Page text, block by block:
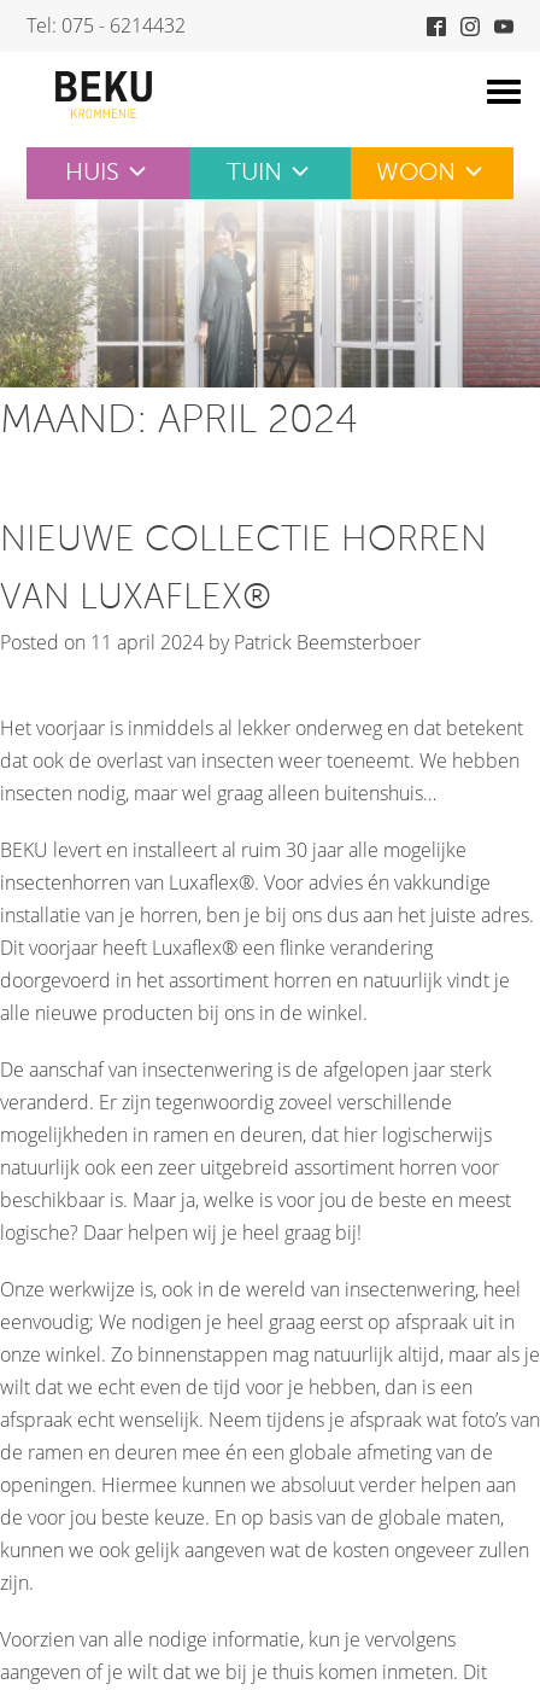
Skip
content
Tel: 075 - 6214432
HUIS TUIN WOON
MAAND: APRIL 2024
NIEUWE COLLECTIE HORREN
VAN LUXAFLEX®
Posted on 11 april 2024 byPatrick Beemsterboer
Het voorjaar is inmiddels al lekker onderweg en dat betekent
dat ook de overlast van insecten weer toeneemt. We hebben
insecten nodig, maar wel graag alleen buitenshuis…
BEKU levert en installeert al ruim 30 jaar alle mogelijke
insectenhorren van Luxaflex®. Voor advies én vakkundige
installatie van je horren, ben je bij ons dus aan het juiste adres.
Dit voorjaar heeft Luxaflex® een flinke verandering
doorgevoerd in het assortiment horren en natuurlijk vindt je
alle nieuwe producten bij ons in de winkel.
De aanschaf van insectenwering is de afgelopen jaar sterk
veranderd. Er zijn tegenwoordig zoveel verschillende
mogelijkheden in ramen en deuren, dat hier logischerwijs
natuurlijk ook een zeer uitgebreid assortiment horren voor
beschikbaar is. Maar ja, welke is voor jou de beste en meest
logische? Daar helpen wij je heel graag bij!
Onze werkwijze is, ook in de wereld van insectenwering, heel
eenvoudig; We nodigen je heel graag eerst op afspraak uit in
onze winkel. Zo binnenstappen mag natuurlijk altijd, maar als je
wilt dat we echt even de tijd voor je hebben, dan is een
afspraak echt wenselijk. Neem tijdens je afspraak wat foto’s van
de ramen en deuren mee én een globale afmeting van de
openingen. Hiermee kunnen we absoluut verder helpen aan
de voor jou beste keuze. En op basis van de globale maten,
kunnen we ook gelijk aangeven wat de kosten ongeveer zullen
zijn.
Voorzien van alle nodige informatie, kun je vervolgens
aangeven of je wilt dat we bij je thuis komen inmeten. Dit